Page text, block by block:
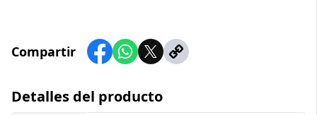
Compartir
Detalles del producto